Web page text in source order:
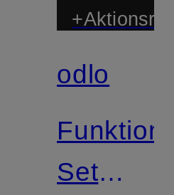
Zertifiziert
odlo
Set